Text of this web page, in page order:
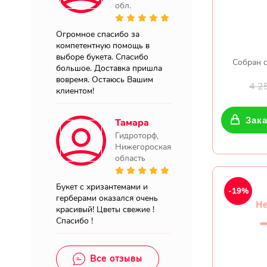
обл.
Огромное спасибо за
компетентную помощь в
выборе букета. Спасибо
большое. Доставка пришла
вовремя. Остаюсь Вашим
клиентом!
Тамара
Гидроторф,
Нижегороская
область
Букет с хризантемами и
герберами оказался очень
красивый! Цветы свежие !
Спасибо !
Все отзывы
Собран
4
-19%